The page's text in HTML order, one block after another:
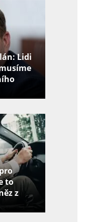
Lidi
to
z